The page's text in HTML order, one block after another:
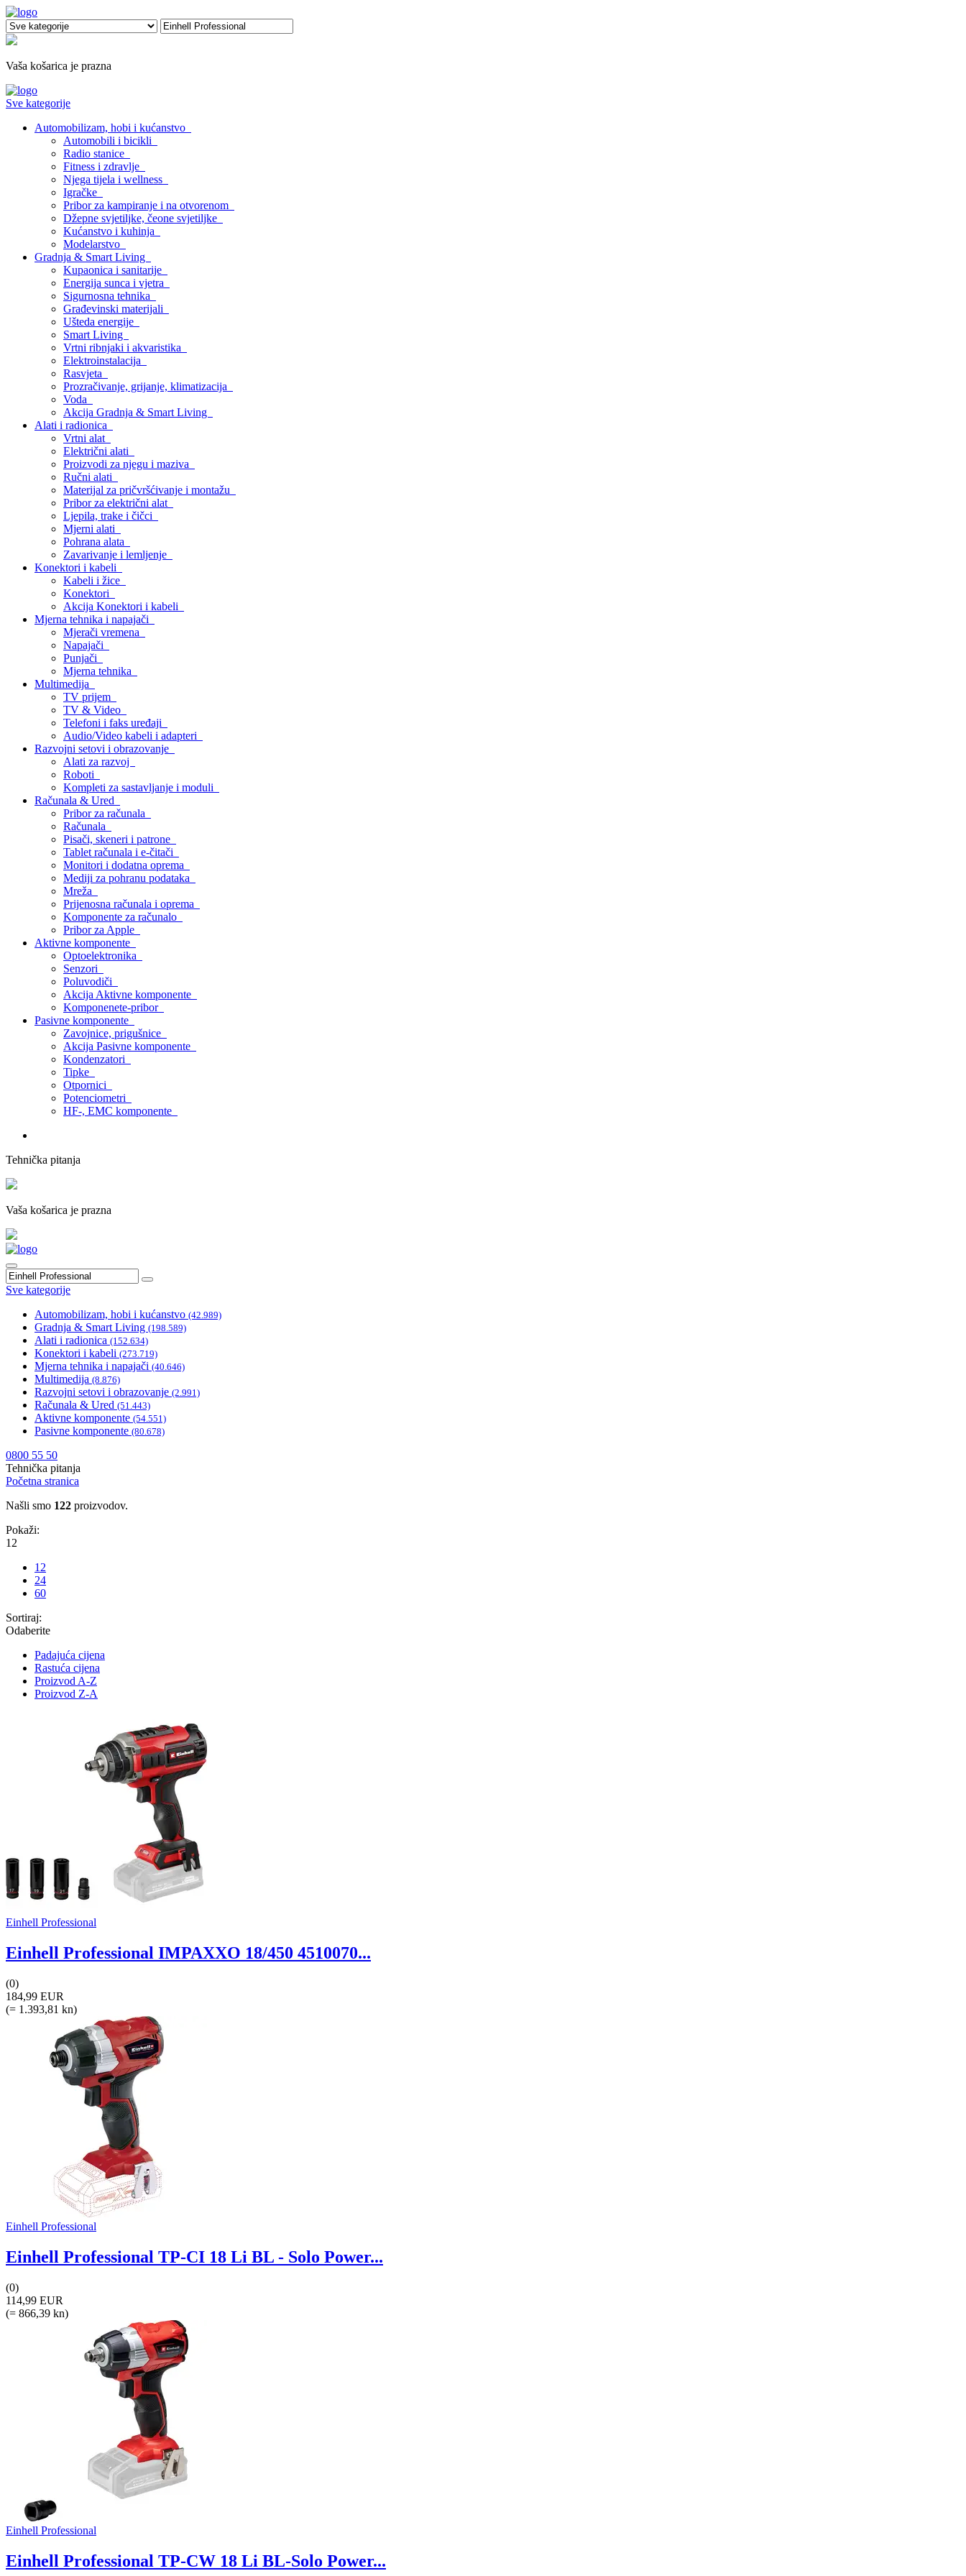
Vaša košarica je prazna
Sve kategorije
Automobilizam, hobi i kućanstvo
Automobili i bicikli
Radio stanice
Fitness i zdravlje
Njega tijela i wellness
Igračke
Pribor za kampiranje i na otvorenom
Džepne svjetiljke, čeone svjetiljke
Kućanstvo i kuhinja
Modelarstvo
Gradnja & Smart Living
Kupaonica i sanitarije
Energija sunca i vjetra
Sigurnosna tehnika
Građevinski materijali
Ušteda energije
Smart Living
Vrtni ribnjaki i akvaristika
Elektroinstalacija
Rasvjeta
Prozračivanje, grijanje, klimatizacija
Voda
Akcija Gradnja & Smart Living
Alati i radionica
Vrtni alat
Električni alati
Proizvodi za njegu i maziva
Ručni alati
Materijal za pričvršćivanje i montažu
Pribor za električni alat
Ljepila, trake i čičci
Mjerni alati
Pohrana alata
Zavarivanje i lemljenje
Konektori i kabeli
Kabeli i žice
Konektori
Akcija Konektori i kabeli
Mjerna tehnika i napajači
Mjerači vremena
Napajači
Punjači
Mjerna tehnika
Multimedija
TV prijem
TV & Video
Telefoni i faks uređaji
Audio/Video kabeli i adapteri
Razvojni setovi i obrazovanje
Alati za razvoj
Roboti
Kompleti za sastavljanje i moduli
Računala & Ured
Pribor za računala
Računala
Pisači, skeneri i patrone
Tablet računala i e-čitači
Monitori i dodatna oprema
Mediji za pohranu podataka
Mreža
Prijenosna računala i oprema
Komponente za računalo
Pribor za Apple
Aktivne komponente
Optoelektronika
Senzori
Poluvodiči
Akcija Aktivne komponente
Komponenete-pribor
Pasivne komponente
Zavojnice, prigušnice
Akcija Pasivne komponente
Kondenzatori
Tipke
Otpornici
Potenciometri
HF-, EMC komponente
Tehnička pitanja
Vaša košarica je prazna
Sve kategorije
Automobilizam, hobi i kućanstvo (42.989)
Gradnja & Smart Living (198.589)
Alati i radionica (152.634)
Konektori i kabeli (273.719)
Mjerna tehnika i napajači (40.646)
Multimedija (8.876)
Razvojni setovi i obrazovanje (2.991)
Računala & Ured (51.443)
Aktivne komponente (54.551)
Pasivne komponente (80.678)
0800 55 50
Tehnička pitanja
Početna stranica
Našli smo 122 proizvodov.
Pokaži:
12
12
24
60
Sortiraj:
Odaberite
Padajuća cijena
Rastuća cijena
Proizvod A-Z
Proizvod Z-A
Einhell Professional
Einhell Professional IMPAXXO 18/450 4510070...
(0)
184,99 EUR
(= 1.393,81 kn)
Einhell Professional
Einhell Professional TP-CI 18 Li BL - Solo Power...
(0)
114,99 EUR
(= 866,39 kn)
Einhell Professional
Einhell Professional TP-CW 18 Li BL-Solo Power...